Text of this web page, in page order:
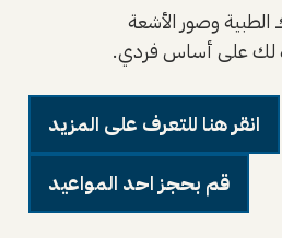
الطبية وصور الأشعة
لك على أساس فردي.
انقر هنا للتعرف على المزيد
قم بحجز احد المواعيد